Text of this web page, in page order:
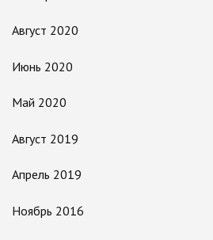
Август 2020
Июнь 2020
Май 2020
Август 2019
Апрель 2019
Ноябрь 2016